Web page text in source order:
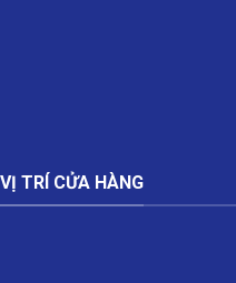
VỊ TRÍ CỬA HÀNG